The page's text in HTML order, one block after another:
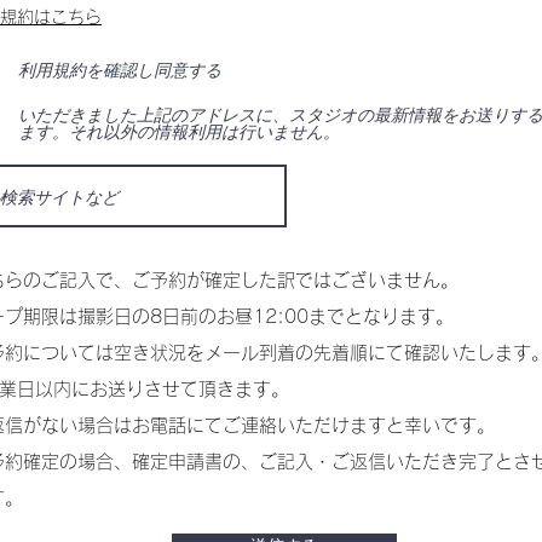
約はこちら
利用規約を確認し同意する
いただきました上記のアドレスに​、スタジオの最新情報をお送りす
ます。それ以外の情報利用は行いません。
らのご記入で、ご予約が確定した訳ではございません。
プ期限は撮影日の8日前のお昼12:00までとなります。
約については空き状況をメール到着の先着順にて確認いたします。
日以内にお送りさせて頂きます。
信がない場合はお電話にてご連絡いただけますと幸いです。
約確定の場合、確定申請書の、ご記入・ご返信いただき完了とさ